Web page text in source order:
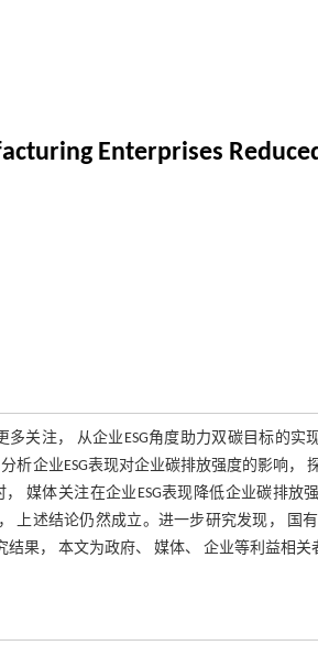
Enterprises
多关注， 从企业ESG角度助力双碳目标的
析企业ESG表现对企业碳排放强度的影响，
媒体关注在企业ESG表现降低企业碳排
上述结论仍然成立。进一步研究发现， 国
果， 本文为政府、 媒体、 企业等利益相关